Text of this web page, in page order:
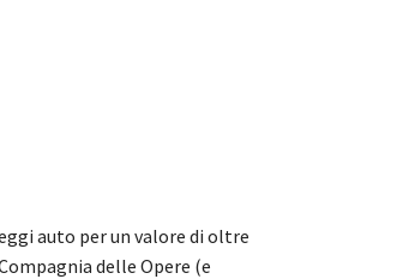
auto per un valore di oltre
delle Opere (e